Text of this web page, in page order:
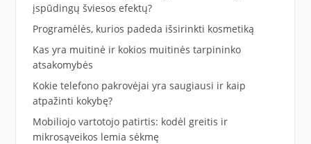
įspūdingų šviesos efektų?
Programėlės, kurios padeda išsirinkti kosmetiką
Kas yra muitinė ir kokios muitinės tarpininko
atsakomybės
Kokie telefono pakrovėjai yra saugiausi ir kaip
atpažinti kokybę?
Mobiliojo vartotojo patirtis: kodėl greitis ir
mikrosąveikos lemia sėkmę